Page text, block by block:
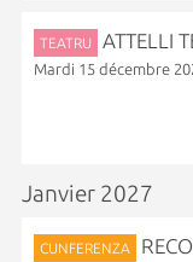
TEATRU ATTELLI
Mardi 15 décembre
Janvier 2027
CUNFERENZA